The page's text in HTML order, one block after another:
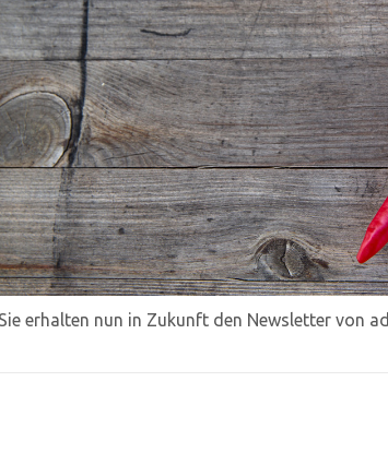
erhalten nun in Zukunft den Newsletter von